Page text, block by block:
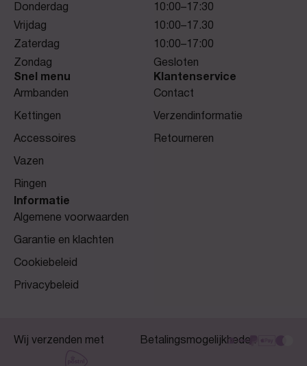
Donderdag
10:00–17:30
Vrijdag
10:00–17.30
Zaterdag
10:00–17:00
Zondag
Gesloten
Snel menu
Armbanden
Kettingen
Accessoires
Vazen
Ringen
Klantenservice
Contact
Verzendinformatie
Retourneren
Informatie
Algemene voorwaarden
Garantie en klachten
Cookiebeleid
Privacybeleid
Wij verzenden met Betalingsmogelijkheden